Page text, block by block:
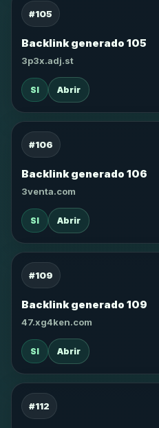
#105
Backlink generado 105
3p3x.adj.st
SI Abrir
#106
Backlink generado 106
3venta.com
SI Abrir
#109
Backlink generado 109
47.xg4ken.com
SI Abrir
#112